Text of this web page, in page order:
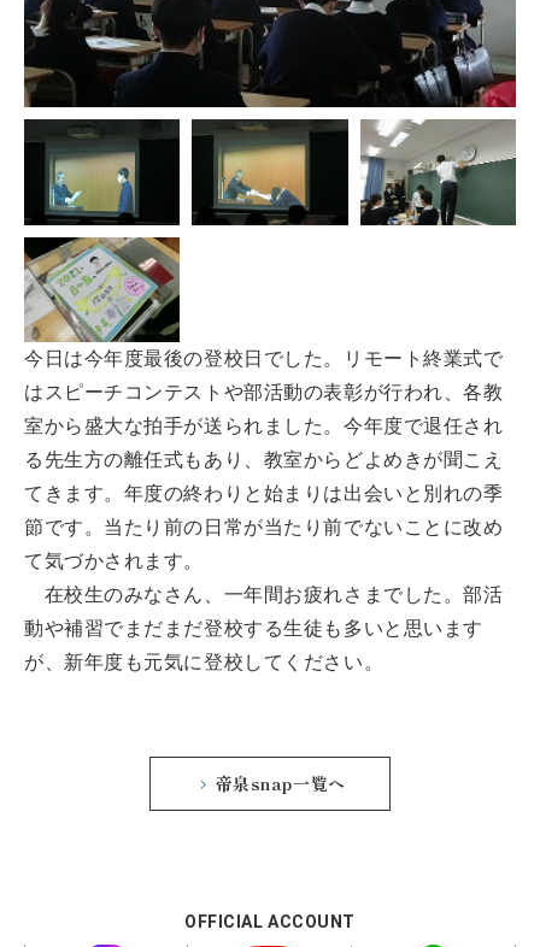
今日は今年度最後の登校日でした。リモート終業式で
はスピーチコンテストや部活動の表彰が行われ、各教
室から盛大な拍手が送られました。今年度で退任され
る先生方の離任式もあり、教室からどよめきが聞こえ
てきます。年度の終わりと始まりは出会いと別れの季
節です。当たり前の日常が当たり前でないことに改め
て気づかされます。
在校生のみなさん、一年間お疲れさまでした。部活
動や補習でまだまだ登校する生徒も多いと思います
が、新年度も元気に登校してください。
帝泉snap一覧へ
OFFICIAL ACCOUNT